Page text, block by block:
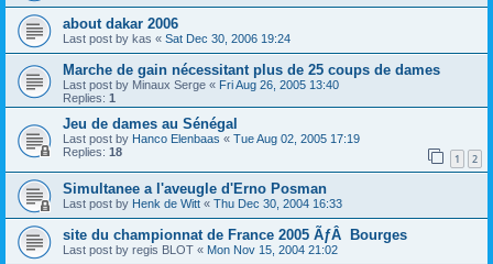
about dakar 2006
Last post by kas « Sat Dec 30, 2006 19:24
Marche de gain nécessitant plus de 25 coups de dames
Last post by Minaux Serge « Fri Aug 26, 2005 13:40
Replies: 1
Jeu de dames au Sénégal
Last post by Hanco Elenbaas « Tue Aug 02, 2005 17:19
Replies: 18 1 2
Simultanee a l'aveugle d'Erno Posman
Last post by Henk de Witt « Thu Dec 30, 2004 16:33
site du championnat de France 2005 ÃƒÂ Bourges
Last post by regis BLOT « Mon Nov 15, 2004 21:02